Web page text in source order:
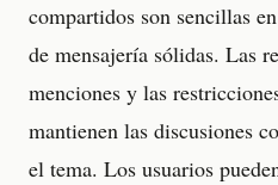
compartidos son sencillas
de mensajería sólidas. Las
menciones y las
mantienen las discusiones
el tema. Los usuarios